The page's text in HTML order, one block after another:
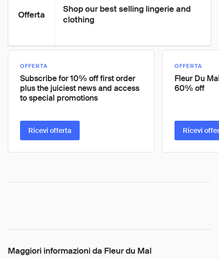
Offerta
Shop our best selling lingerie and
clothing
OFFERTA
Subscribe for 10% off first order
plus the juiciest news and access
to special promotions
Ricevi offerta
OFFERTA
Fleur Du
60% off
Ricevi
Maggiori informazioni da Fleur du Mal